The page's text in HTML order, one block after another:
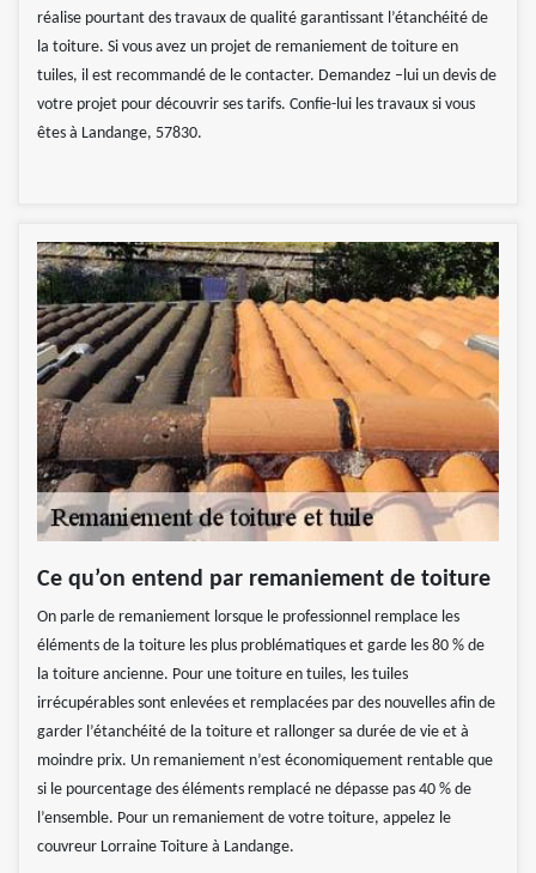
réalise pourtant des travaux de qualité garantissant l’étanchéité de
la toiture. Si vous avez un projet de remaniement de toiture en
tuiles, il est recommandé de le contacter. Demandez –lui un devis de
votre projet pour découvrir ses tarifs. Confie-lui les travaux si vous
êtes à Landange, 57830.
Ce qu’on entend par remaniement de toiture
On parle de remaniement lorsque le professionnel remplace les
éléments de la toiture les plus problématiques et garde les 80 % de
la toiture ancienne. Pour une toiture en tuiles, les tuiles
irrécupérables sont enlevées et remplacées par des nouvelles afin de
garder l’étanchéité de la toiture et rallonger sa durée de vie et à
moindre prix. Un remaniement n’est économiquement rentable que
si le pourcentage des éléments remplacé ne dépasse pas 40 % de
l’ensemble. Pour un remaniement de votre toiture, appelez le
couvreur Lorraine Toiture à Landange.